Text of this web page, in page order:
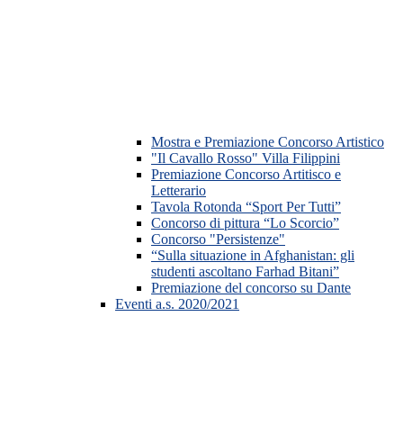
Mostra e Premiazione Concorso Artistico
"Il Cavallo Rosso" Villa Filippini
Premiazione Concorso Artitisco e
Letterario
Tavola Rotonda “Sport Per Tutti”
Concorso di pittura “Lo Scorcio”
Concorso "Persistenze"
“Sulla situazione in Afghanistan: gli
studenti ascoltano Farhad Bitani”
Premiazione del concorso su Dante
Eventi a.s. 2020/2021